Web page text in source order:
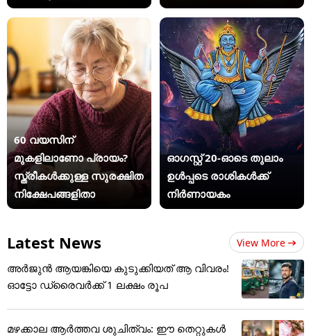
60 വയസിന്
മുകളിലാണോ പ്രായം?
സ്ത്രീകള്‍ക്കുള്ള സുരക്ഷിത
നിക്ഷേപങ്ങളിതാ
ഓഗസ്റ്റ് 20-ഓടെ തുലാം
ഉൾപ്പടെ രാശികൾക്ക്
നിർണായകം
Latest News View More
അർജുൻ ആയങ്കിയെ കുടുക്കിയത് ആ വിവരം!
ഓട്ടോ ഡ്രൈവർക്ക് 1 ലക്ഷം രൂപ
മഴക്കാല ആർത്തവ ശുചിത്വം: ഈ തെറ്റുകൾ